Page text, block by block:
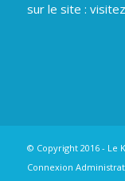
sur le site :
© Copyright 2016 - Le
Connexion